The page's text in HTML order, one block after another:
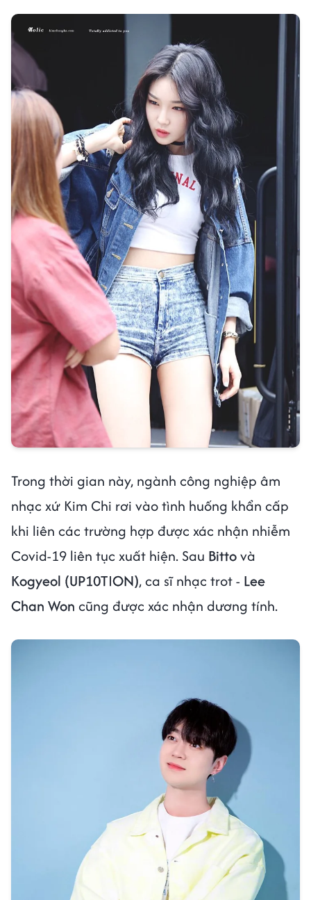
Trong thời gian này, ngành công nghiệp âm
nhạc xứ Kim Chi rơi vào tình huống khẩn cấp
khi liên các trường hợp được xác nhận nhiễm
Covid-19 liên tục xuất hiện. Sau Bittovà
Kogyeol (UP10TION), ca sĩ nhạc trot - Lee
Chan Won cũng được xác nhận dương tính.